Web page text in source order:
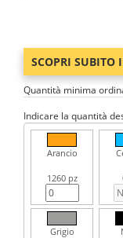
SCOPRI SUBITO
Quantità minima
Indicare la quantità
Arancio
1260 pz
Grigio